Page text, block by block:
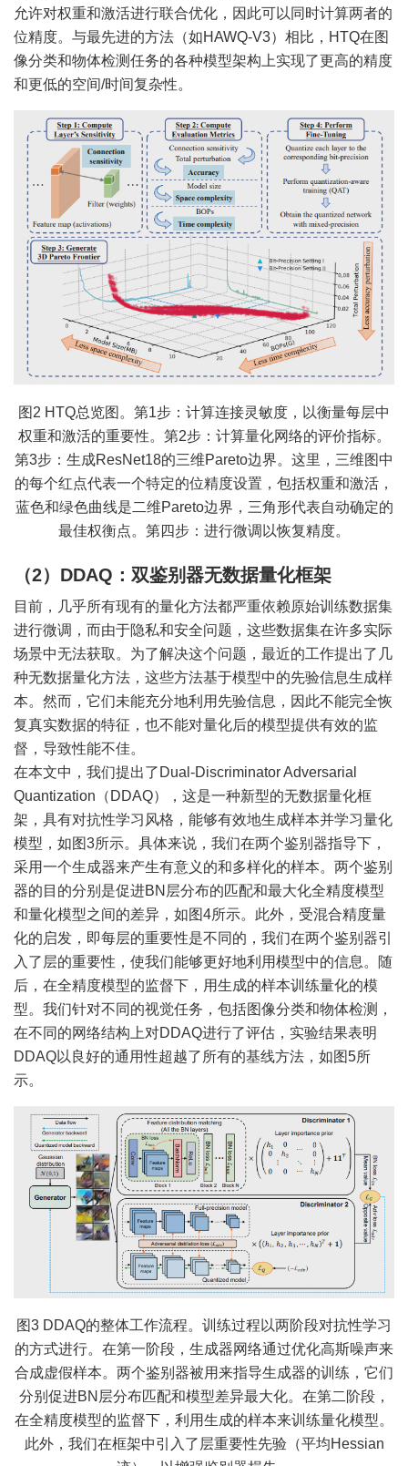
允许对权重和激活进行联合优化，因此可以同时计算两者的
位精度。与最先进的方法（如HAWQ-V3）相比，HTQ在图
像分类和物体检测任务的各种模型架构上实现了更高的精度
和更低的空间/时间复杂性。
图2 HTQ总览图。第1步：计算连接灵敏度，以衡量每层中
权重和激活的重要性。第2步：计算量化网络的评价指标。
第3步：生成ResNet18的三维Pareto边界。这里，三维图中
的每个红点代表一个特定的位精度设置，包括权重和激活，
蓝色和绿色曲线是二维Pareto边界，三角形代表自动确定的
最佳权衡点。第四步：进行微调以恢复精度。
（2）DDAQ：双鉴别器无数据量化框架
目前，几乎所有现有的量化方法都严重依赖原始训练数据集
进行微调，而由于隐私和安全问题，这些数据集在许多实际
场景中无法获取。为了解决这个问题，最近的工作提出了几
种无数据量化方法，这些方法基于模型中的先验信息生成样
本。然而，它们未能充分地利用先验信息，因此不能完全恢
复真实数据的特征，也不能对量化后的模型提供有效的监
督，导致性能不佳。
在本文中，我们提出了Dual-Discriminator Adversarial
Quantization（DDAQ），这是一种新型的无数据量化框
架，具有对抗性学习风格，能够有效地生成样本并学习量化
模型，如图3所示。具体来说，我们在两个鉴别器指导下，
采用一个生成器来产生有意义的和多样化的样本。两个鉴别
器的目的分别是促进BN层分布的匹配和最大化全精度模型
和量化模型之间的差异，如图4所示。此外，受混合精度量
化的启发，即每层的重要性是不同的，我们在两个鉴别器引
入了层的重要性，使我们能够更好地利用模型中的信息。随
后，在全精度模型的监督下，用生成的样本训练量化的模
型。我们针对不同的视觉任务，包括图像分类和物体检测，
在不同的网络结构上对DDAQ进行了评估，实验结果表明
DDAQ以良好的通用性超越了所有的基线方法，如图5所
示。
图3 DDAQ的整体工作流程。训练过程以两阶段对抗性学习
的方式进行。在第一阶段，生成器网络通过优化高斯噪声来
合成虚假样本。两个鉴别器被用来指导生成器的训练，它们
分别促进BN层分布匹配和模型差异最大化。在第二阶段，
在全精度模型的监督下，利用生成的样本来训练量化模型。
此外，我们在框架中引入了层重要性先验（平均Hessian